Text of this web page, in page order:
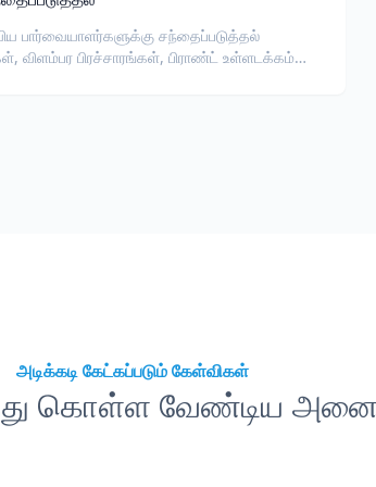
பார்வையாளர்களுக்கு சந்தைப்படுத்தல்
விளம்பர பிரச்சாரங்கள், பிராண்ட் உள்ளடக்கம்
அடிக்கடி கேட்கப்படும் கேள்விகள்
கொள்ள வேண்டிய